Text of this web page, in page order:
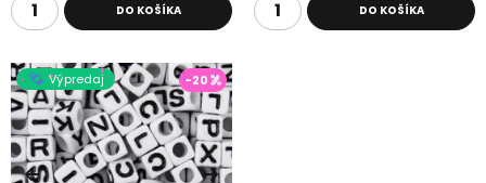
DO KOŠÍKA DO KOŠÍKA
Výpredaj -20